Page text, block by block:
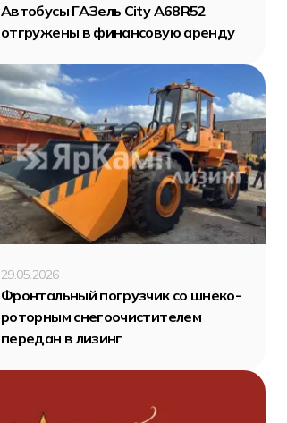
Автобусы ГАЗель City A68R52
отгружены в финансовую аренду
29.05.2026
Фронтальный погрузчик со шнеко-
роторным снегоочистителем
передан в лизинг